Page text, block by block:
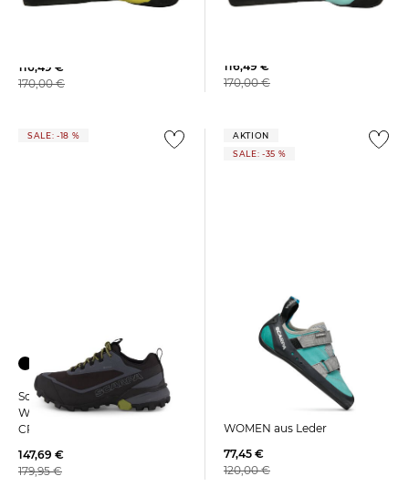
116,49 €
170,00 €
116,49 €
170,00 €
SALE: -18 %
Scarpa | Herren
Wanderschuhe RIBELLE
CROSS 2 GTX
147,69 €
179,95 €
AKTION
SALE: -35 %
Kletterschuhe ORIGIN
WOMEN aus Leder
77,45 €
120,00 €